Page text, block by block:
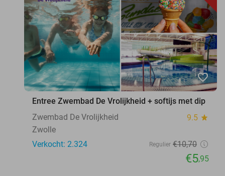
favorite_border
Entree Zwembad De Vrolijkheid + softijs met dip
Zwembad De Vrolijkheid
9.5 star
Zwolle
Verkocht: 2.324
Regulier €10,70
€5,95